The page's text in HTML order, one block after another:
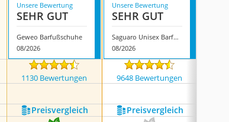
Unsere Bewertung
SEHR GUT
Geweo Barfußschuhe
08/2026
Unsere Bewertung
SEHR GUT
Saguaro Unisex Barfußschuhe
08/2026
1130 Bewertungen 9648 Bewertungen
Preis­vergleich Preis­vergleich